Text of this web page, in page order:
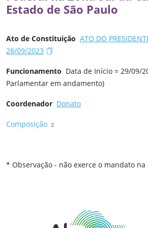
Estado de São Paulo
Ato de Constituição ATO DO
28/09/2023
Funcionamento Data de Início = 29/09/
Parlamentar em andamento)
Coordenador Donato
Composição
* Observação - não exerce o mandato